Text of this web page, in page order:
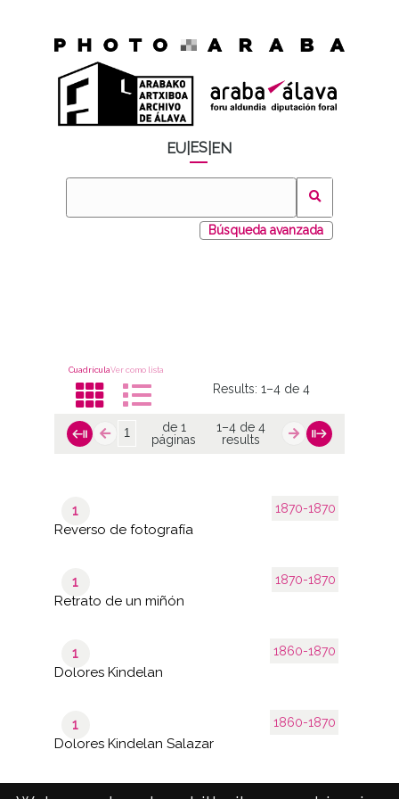
EU ES EN
Búsqueda avanzada
CuadrículaVer como lista
Results:1–4 de 4
de 1
páginas
1–4 de 4
results
1870-1870
1
Reverso de fotografía
1870-1870
1
Retrato de un miñón
1860-1870
1
Dolores Kindelan
1860-1870
1
Dolores Kindelan Salazar